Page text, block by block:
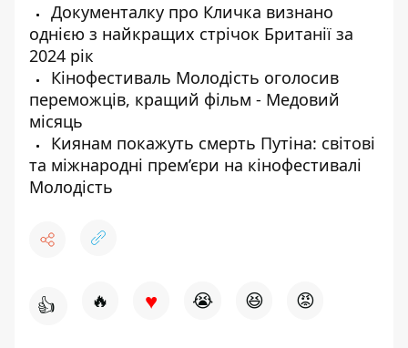
Документалку про Кличка визнано
однією з найкращих стрічок Британії за
2024 рік
Кінофестиваль Молодість оголосив
переможців, кращий фільм - Медовий
місяць
Киянам покажуть смерть Путіна: світові
та міжнародні прем’єри на кінофестивалі
Молодість
👍 🔥 ♥ 😭 😆 😡